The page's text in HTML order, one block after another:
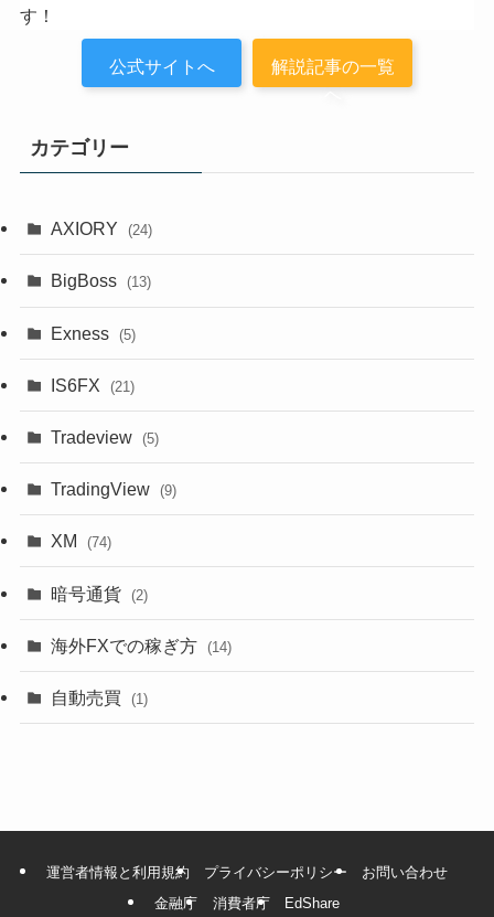
す！
公式サイトへ
解説記事の一覧
へ
カテゴリー
AXIORY (24)
BigBoss (13)
Exness (5)
IS6FX (21)
Tradeview (5)
TradingView (9)
XM (74)
暗号通貨 (2)
海外FXでの稼ぎ方 (14)
自動売買 (1)
運営者情報と利用規約 プライバシーポリシー
お問い合わせ
金融庁
消費者庁 EdShare